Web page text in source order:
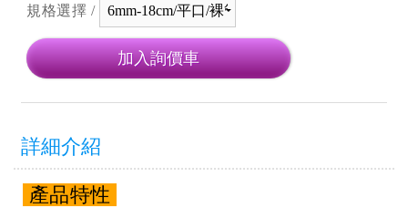
規格選擇 /
詳細介紹
產品特性